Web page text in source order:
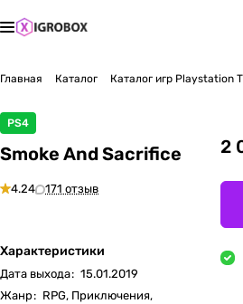
Главная Каталог Каталог игр Playstation
PS4
Smoke And Sacrifice
4.24 171 отзыв
Характеристики
Дата выхода: 15.01.2019
Жанр: RPG, Приключения,
2